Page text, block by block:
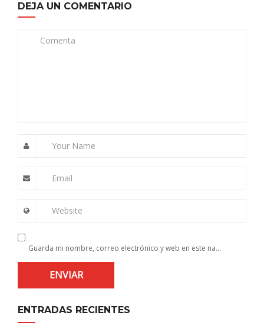
DEJA UN COMENTARIO
Comenta
Your Name
Email
Website
Guarda mi nombre, correo electrónico y web en este navegador para la próxima vez que comente.
ENTRADAS RECIENTES